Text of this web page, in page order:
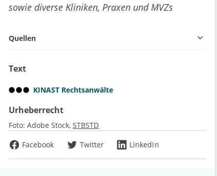
sowie diverse Kliniken, Praxen und MVZs
Quellen
Text
KINAST Rechtsanwälte
Urheberrecht
Foto: Adobe Stock STBSTD
Facebook
Twitter LinkedIn